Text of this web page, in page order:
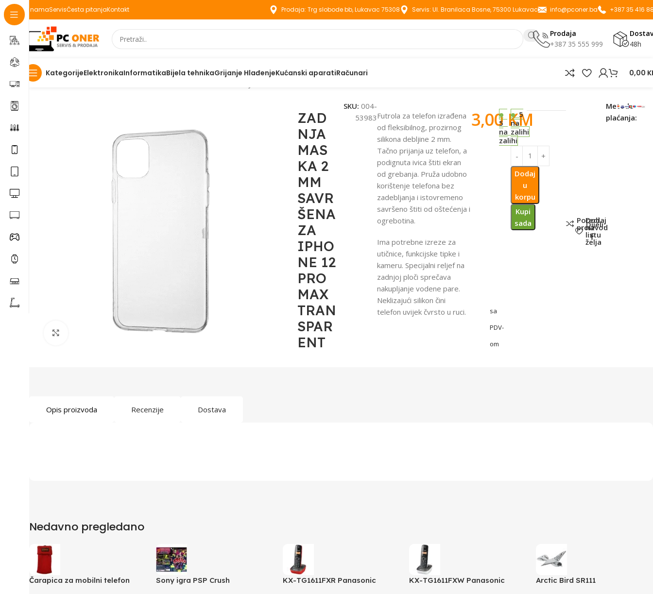
O namaServisČesta pitanjaKontakt Prodaja: Trg slobode bb, Lukavac 75308 Servis: Ul. Branilaca Bosne, 75300 Lukavac info@pconer.ba +387 35 416
Prodaja
+387 35 555 999
48h
KategorijeElektronikaInformatikaBijela tehnikaGrijanje HlađenjeKućanski aparatiRačunari 0,00
Početna
ZAD
NJA
MAS
KA 2
MM
SAVR
ŠENA
ZA
IPHO
NE 12
PRO
MAX
TRAN
SPAR
ENT
SKU: 004-
53983Futrola za telefon izrađena
od fleksibilnog, prozirnog
silikona debljine 2 mm.
Tačno prijanja uz telefon, a
podignuta ivica štiti ekran
od grebanja. Pruža udobno
korištenje telefona bez
zadebljanja i istovremeno
savršeno štiti od oštećenja i
ogrebotina.
Ima potrebne izreze za
utičnice, funkcijske tipke i
kameru. Specijalni reljef na
zadnjoj ploči sprečava
nakupljanje vodene pare.
Neklizajući silikon čini
telefon uvijek čvrsto u ruci.
3,00KM
sa
PDV-
om
5
na
zalihi
5
na
zalihi
Dodaj
u
korpu
Kupi
sada
Poredi
proizvod
Dodaj
na
listu
želja
Dijeli:
Metode
plaćanja:
Opis proizvoda Recenzije Dostava
Nedavno pregledano
Čarapica za mobilni telefon
Sony igra PSP Crush
KX-TG1611FXR Panasonic
KX-TG1611FXW Panasonic
Arctic Bird SR111